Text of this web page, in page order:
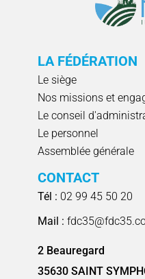
LA FÉDÉRATION
Le siège
Nos missions et
Le conseil
Le personnel
Assemblée générale
CONTACT
Tél : 02 99 45 50 20
Mail :
2 Beauregard
35630 SAINT